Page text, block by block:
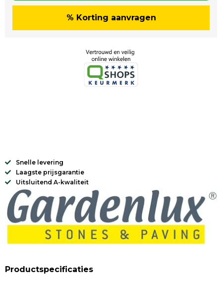
% Korting aanvragen
Snelle levering
Laagste prijsgarantie
Uitsluitend A-kwaliteit
Productspecificaties